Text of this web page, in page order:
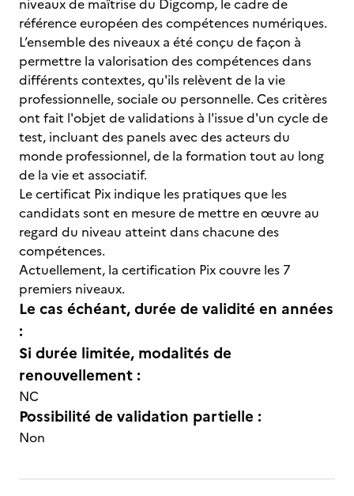
niveaux de maîtrise du Digcomp, le cadre de
référence européen des compétences numériques.
L’ensemble des niveaux a été conçu de façon à
permettre la valorisation des compétences dans
différents contextes, qu'ils relèvent de la vie
professionnelle, sociale ou personnelle. Ces critères
ont fait l'objet de validations à l'issue d'un cycle de
test, incluant des panels avec des acteurs du
monde professionnel, de la formation tout au long
de la vie et associatif.
Le certificat Pix indique les pratiques que les
candidats sont en mesure de mettre en œuvre au
regard du niveau atteint dans chacune des
compétences.
Actuellement, la certification Pix couvre les 7
premiers niveaux.
Le cas échéant, durée de validité en années
:
Si durée limitée, modalités de
renouvellement :
NC
Possibilité de validation partielle :
Non